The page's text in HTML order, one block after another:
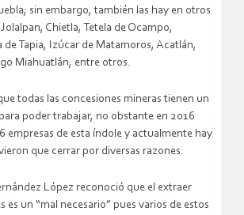
sin embargo, también las hay en otros
Chietla, Tetela de Ocampo,
de Tapia, Izúcar de Matamoros, Acatlán,
Miahuatlán; entre otros.
todas las concesiones mineras tienen un
poder trabajar, no obstante en 2016
empresas de esta índole y actualmente hay
que cerrar por diversas razones.
López reconoció que el extraer
es un “mal necesario” pues varios de estos